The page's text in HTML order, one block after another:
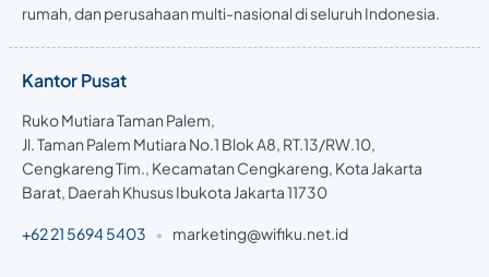
rumah, dan perusahaan multi-nasional di seluruh Indonesia.
Kantor Pusat
Ruko Mutiara Taman Palem,
Jl. Taman Palem Mutiara No.1 Blok A8, RT.13/RW.10,
Cengkareng Tim., Kecamatan Cengkareng, Kota Jakarta
Barat, Daerah Khusus Ibukota Jakarta 11730
+62 21 5694 5403 • marketing@wifiku.net.id